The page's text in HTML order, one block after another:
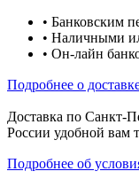
• Банковским
• Наличными
• Он-лайн
Подробнее о
Доставка по Санкт-
России удобной вам
Подробнее об